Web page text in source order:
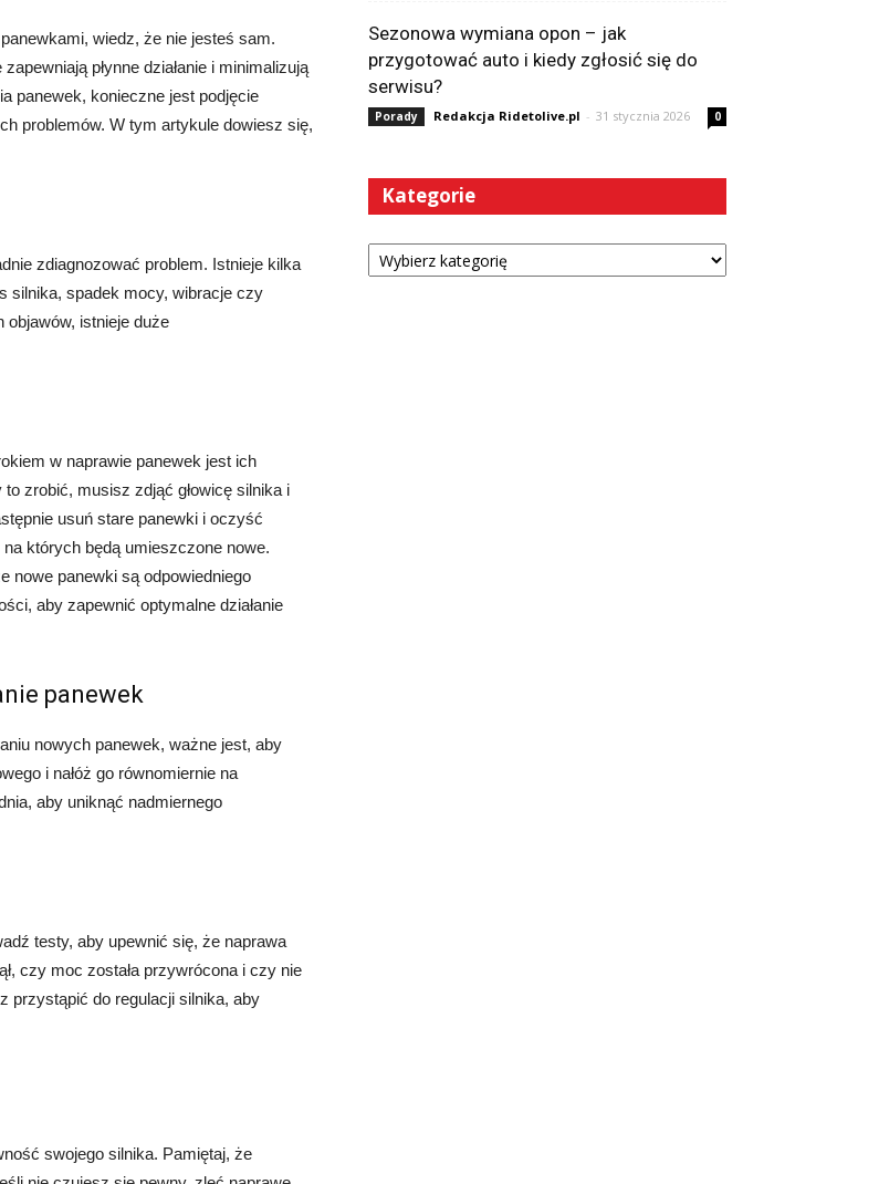
wiedz, że nie jesteś sam.
płynne działanie i minimalizują
panewek, konieczne jest podjęcie
problemów. W tym artykule dowiesz się,
zdiagnozować problem. Istnieje kilka
silnika, spadek mocy, wibracje czy
istnieje duże
w naprawie panewek jest ich
to zrobić, musisz zdjąć głowicę silnika i
usuń stare panewki i oczyść
na których będą umieszczone nowe.
nowe panewki są odpowiedniego
aby zapewnić optymalne działanie
panewek
nowych panewek, ważne jest, aby
i nałóż go równomiernie na
aby uniknąć nadmiernego
testy, aby upewnić się, że naprawa
czy moc została przywrócona i czy nie
przystąpić do regulacji silnika, aby
swojego silnika. Pamiętaj, że
Sezonowa wymiana opon – jak
przygotować auto i kiedy zgłosić się do
serwisu?
Porady Redakcja Ridetolive.pl - 31 stycznia 2026 0
Kategorie
Kategorie